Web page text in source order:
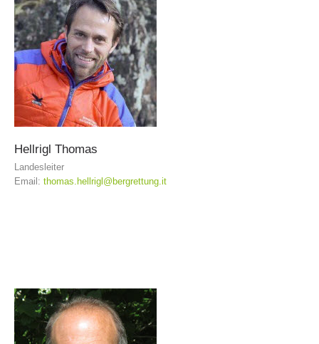
Hellrigl Thomas
Landesleiter
Email: thomas.hellrigl@bergrettung.it